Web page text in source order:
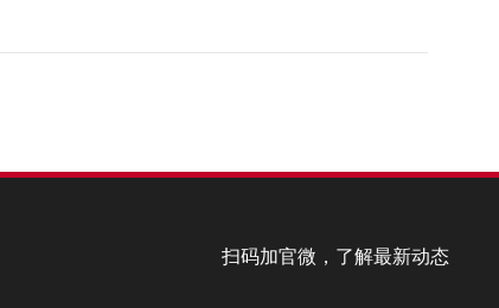
扫码加官微，了解最新动态